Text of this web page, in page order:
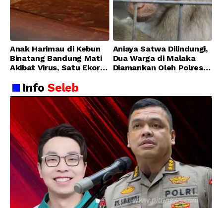
Anak Harimau di Kebun
Binatang Bandung Mati
Akibat Virus, Satu Ekor
Membaik
Aniaya Satwa Dilindungi,
Dua Warga di Malaka
Diamankan Oleh Polres
InfoSeleb